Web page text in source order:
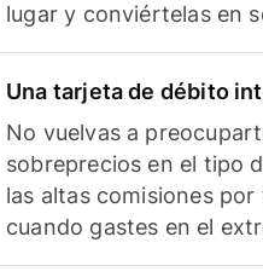
lugar y conviértelas en
Una tarjeta de débito
No vuelvas a
sobreprecios en el tipo
las altas comisiones
cuando gastes en el